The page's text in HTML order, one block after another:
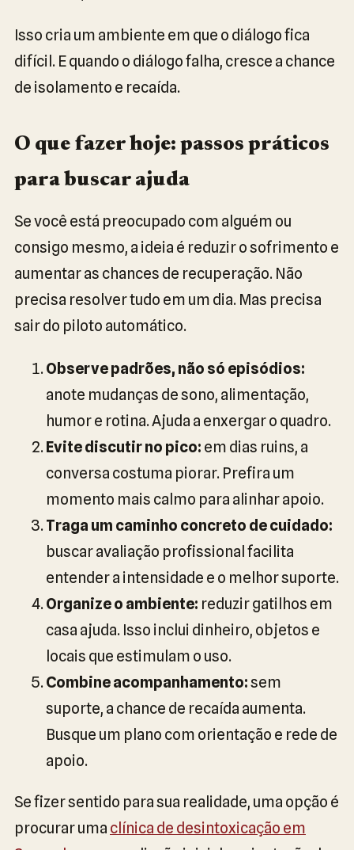
Isso cria um ambiente em que o diálogo fica
difícil. E quando o diálogo falha, cresce a chance
de isolamento e recaída.
O que fazer hoje: passos práticos
para buscar ajuda
Se você está preocupado com alguém ou
consigo mesmo, a ideia é reduzir o sofrimento e
aumentar as chances de recuperação. Não
precisa resolver tudo em um dia. Mas precisa
sair do piloto automático.
Observe padrões, não só episódios:
anote mudanças de sono, alimentação,
humor e rotina. Ajuda a enxergar o quadro.
Evite discutir no pico: em dias ruins, a
conversa costuma piorar. Prefira um
momento mais calmo para alinhar apoio.
Traga um caminho concreto de cuidado:
buscar avaliação profissional facilita
entender a intensidade e o melhor suporte.
Organize o ambiente: reduzir gatilhos em
casa ajuda. Isso inclui dinheiro, objetos e
locais que estimulam o uso.
Combine acompanhamento:sem
suporte, a chance de recaída aumenta.
Busque um plano com orientação e rede de
apoio.
Se fizer sentido para sua realidade, uma opção é
procurar uma clínica de desintoxicação em